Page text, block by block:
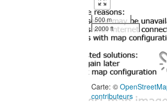
500 m
2000 ft
Carte: ©
contributeurs